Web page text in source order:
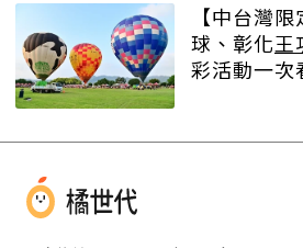
【中台灣
球、彰化王
彩活動一次